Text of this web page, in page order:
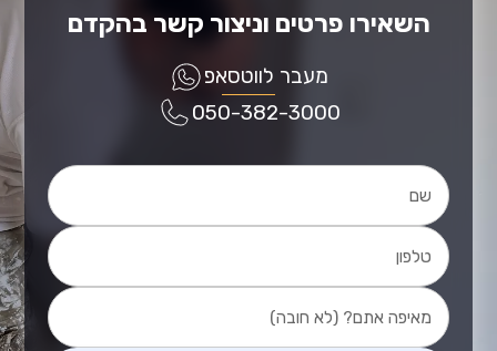
השאירו פרטים וניצור קשר בהקדם
מעבר לווטסאפ
050-382-3000